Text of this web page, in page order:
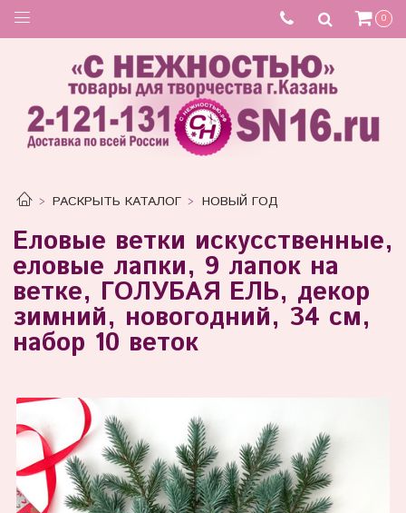
0
РАСКРЫТЬ КАТАЛОГ НОВЫЙ ГОД
Еловые ветки искусственные,
еловые лапки, 9 лапок на
ветке, ГОЛУБАЯ ЕЛЬ, декор
зимний, новогодний, 34 см,
набор 10 веток